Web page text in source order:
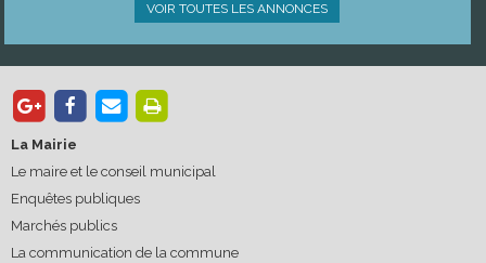
VOIR TOUTES LES ANNONCES
La Mairie
Le maire et le conseil municipal
Enquêtes publiques
Marchés publics
La communication de la commune